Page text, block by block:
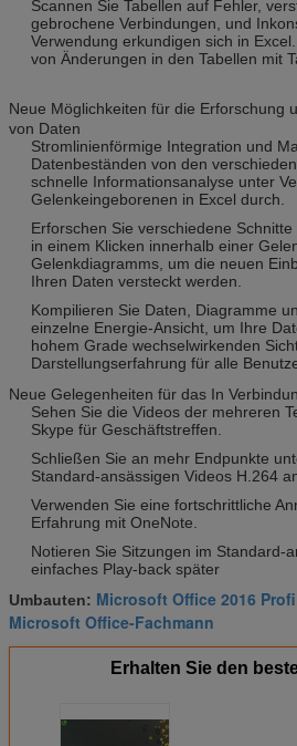
Scannen Sie Tabellen auf Fehler,
gebrochene Verbindungen, und
Verwendung erkundigen sich in
von Änderungen in den Tabellen mit
Neue Möglichkeiten für die Erforschung
von Daten
Stromlinienförmige Integration und
Datenbeständen von den
schnelle Informationsanalyse unter
Gelenkeingeborenen in Excel durch.
Erforschen Sie verschiedene
in einem Klicken innerhalb einer
Gelenkdiagramms, um die neuen
Ihren Daten versteckt werden.
Kompilieren Sie Daten, Diagramme
einzelne Energie-Ansicht, um Ihre
hohem Grade wechselwirkenden
Darstellungserfahrung für alle
Neue Gelegenheiten für das In
Sehen Sie die Videos der mehreren
Skype für Geschäftstreffen.
Schließen Sie an mehr Endpunkte
Standard-ansässigen Videos H.264
Verwenden Sie eine fortschrittliche
Erfahrung mit OneNote.
Notieren Sie Sitzungen im Standard-
einfaches Play-back später
Umbauten: Microsoft Office 2016 Profi
Microsoft Office-Fachmann
Erhalten Sie den